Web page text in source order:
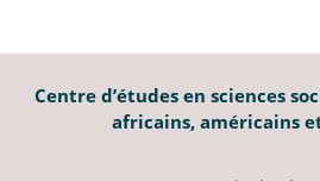
Centre d’études en sciences
africains, américains